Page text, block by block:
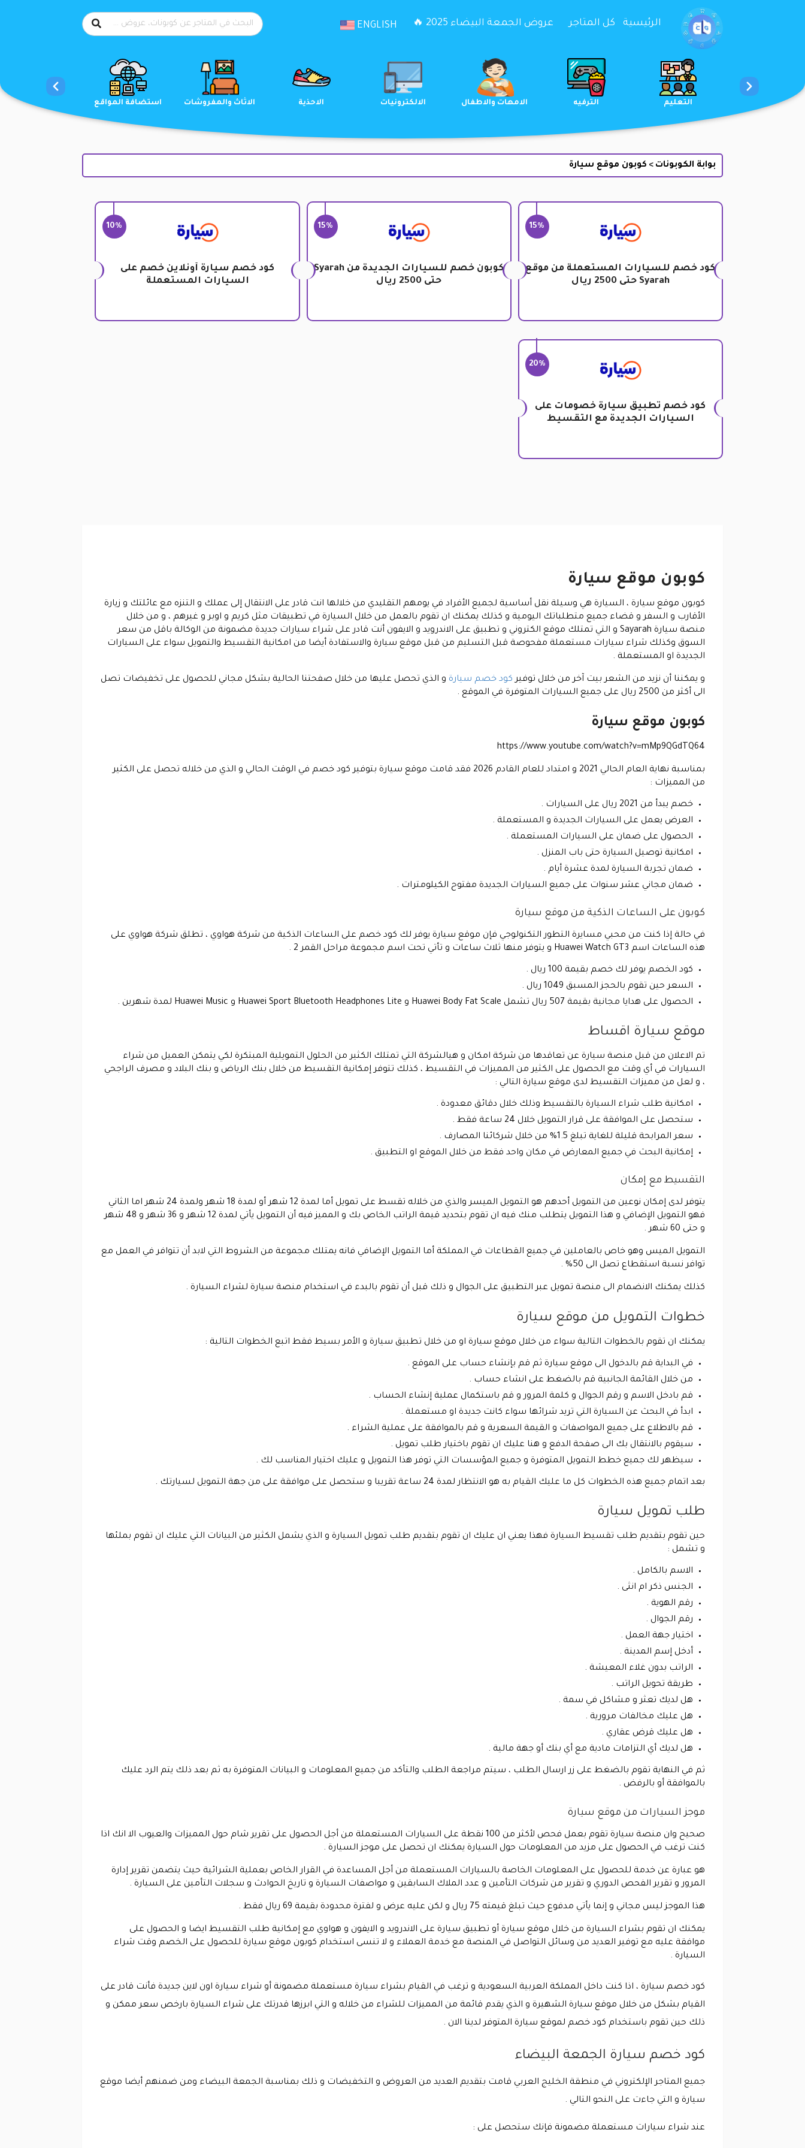
تخطي إلى المحتوى
الرئيسية كل المتاجر عروض الجمعة البيضاء 2025 🔥 ENGLISH
استضافة المواقع الاثاث والمفروشات الاحذية الالكترونيات الامهات والاطفال الترفيه التعليم الجمال والعناية الخدمات
بوابة الكوبونات > كوبون موقع سيارة
15%
كود خصم للسيارات المستعملة من موقع
Syarah حتى 2500 ريال
15%
كوبون خصم للسيارات الجديدة من Syarah
حتى 2500 ريال
10%
كود خصم سيارة أونلاين خصم على
السيارات المستعملة
20%
كود خصم تطبيق سيارة خصومات على
السيارات الجديدة مع التقسيط
كوبون موقع سيارة
كوبون موقع سيارة ، السيارة هي وسيلة نقل أساسية لجميع الأفراد في يومهم التقليدي من خلالها انت قادر على الانتقال إلى عملك و التنزه مع عائلتك و زيارة
الأقارب و السفر و قضاء جميع متطلباتك اليومية و كذلك يمكنك ان تقوم بالعمل من خلال السيارة في تطبيقات مثل كريم و اوبر و غيرهم ، و من خلال
منصة سيارة Sayarah و التي تمتلك موقع الكتروني و تطبيق على الاندرويد و الايفون أنت قادر على شراء سيارات جديدة مضمونة من الوكالة باقل من سعر
السوق وكذلك شراء سيارات مستعملة مفحوصة قبل التسليم من قبل موقع سيارة والاستفادة أيضا من امكانية التقسيط والتمويل سواء على السيارات
الجديدة او المستعملة .
و يمكننا أن نزيد من الشعر بيت آخر من خلال توفير كود خصم سيارة و الذي تحصل عليها من خلال صفحتنا الحالية بشكل مجاني للحصول على تخفيضات تصل
الى أكثر من 2500 ريال على جميع السيارات المتوفرة في الموقع .
كوبون موقع سيارة
https://www.youtube.com/watch?v=mMp9QGdTQ64
بمناسبة نهاية العام الحالي 2021 و امتداد للعام القادم 2026 فقد قامت موقع سيارة بتوفير كود خصم في الوقت الحالي و الذي من خلاله تحصل على الكثير
من المميزات :
خصم يبدأ من 2021 ريال على السيارات .
العرض يعمل على السيارات الجديدة و المستعملة .
الحصول على ضمان على السيارات المستعملة .
امكانية توصيل السيارة حتى باب المنزل .
ضمان تجربة السيارة لمدة عشرة أيام .
ضمان مجاني عشر سنوات على جميع السيارات الجديدة مفتوح الكيلومترات .
كوبون على الساعات الذكية من موقع سيارة
في حالة إذا كنت من محبي مسايرة التطور التكنولوجي فإن موقع سيارة يوفر لك كود خصم على الساعات الذكية من شركة هواوي ، تطلق شركة هواوي على
هذه الساعات اسم Huawei Watch GT3 و يتوفر منها ثلاث ساعات و تأتي تحت اسم مجموعة مراحل القمر 2 .
كود الخصم يوفر لك خصم بقيمة 100 ريال .
السعر حين تقوم بالحجز المسبق 1049 ريال .
الحصول على هدايا مجانية بقيمة 507 ريال تشمل Huawei Body Fat Scale و Huawei Sport Bluetooth Headphones Lite و Huawei Music لمدة شهرين .
موقع سيارة اقساط
تم الاعلان من قبل منصة سيارة عن تعاقدها من شركة امكان و هيالشركة التي تمتلك الكثير من الحلول التمويلية المبتكرة لكي يتمكن العميل من شراء
السيارات في أي وقت مع الحصول على الكثير من المميزات في التقسيط ، كذلك تتوفر إمكانية التقسيط من خلال بنك الرياض و بنك البلاد و مصرف الراجحي
، و لعل من مميزات التقسيط لدى موقع سيارة التالي :
امكانية طلب شراء السيارة بالتقسيط وذلك خلال دقائق معدودة .
ستحصل على الموافقة على قرار التمويل خلال 24 ساعة فقط .
سعر المرابحة قليلة للغاية تبلغ 1.5% من خلال شركائنا المصارف .
إمكانية البحث في جميع المعارض في مكان واحد فقط من خلال الموقع او التطبيق .
التقسيط مع إمكان
يتوفر لدى إمكان نوعين من التمويل أحدهم هو التمويل الميسر والذي من خلاله تقسط على تمويل أما لمدة 12 شهر أو لمدة 18 شهر ولمدة 24 شهر اما الثاني
فهو التمويل الإضافي و هذا التمويل يتطلب منك فيه ان تقوم بتحديد قيمة الراتب الخاص بك و المميز فيه أن التمويل يأتي لمدة 12 شهر و 36 شهر و 48 شهر
و حتى 60 شهر .
التمويل الميس وهو خاص بالعاملين في جميع القطاعات في المملكة أما التمويل الإضافي فانه يمتلك مجموعة من الشروط التي لابد أن تتوافر في العمل مع
توافر نسبة استقطاع تصل الى 50% .
كذلك يمكنك الانضمام الى منصة تمويل عبر التطبيق على الجوال و ذلك قبل أن تقوم بالبدء في استخدام منصة سيارة لشراء السيارة .
خطوات التمويل من موقع سيارة
يمكنك ان تقوم بالخطوات التالية سواء من خلال موقع سيارة او من خلال تطبيق سيارة و الأمر بسيط فقط اتبع الخطوات التالية :
في البداية قم بالدخول الى موقع سيارة ثم قم بإنشاء حساب على الموقع .
من خلال القائمة الجانبية قم بالضغط على انشاء حساب .
قم بادخل الاسم و رقم الجوال و كلمة المرور و قم باستكمال عملية إنشاء الحساب .
ابدأ في البحث عن السيارة التي تريد شرائها سواء كانت جديدة او مستعملة .
قم بالاطلاع على جميع المواصفات و القيمة السعرية و قم بالموافقة على عملية الشراء .
سيقوم بالانتقال بك الى صفحة الدفع و هنا عليك ان تقوم باختيار طلب تمويل .
سيظهر لك جميع خطط التمويل المتوفرة و جميع المؤسسات التي توفر هذا التمويل و عليك اختيار المناسب لك .
بعد اتمام جميع هذه الخطوات كل ما عليك القيام به هو الانتظار لمدة 24 ساعة تقريبا و ستحصل على موافقة على من جهة التمويل لسيارتك .
طلب تمويل سيارة
حين تقوم بتقديم طلب تقسيط السيارة فهذا يعني ان عليك ان تقوم بتقديم طلب تمويل السيارة و الذي يشمل الكثير من البيانات التي عليك ان تقوم بملئها
و تشمل :
الاسم بالكامل .
الجنس ذكر ام انثى .
رقم الهوية .
رقم الجوال .
اختيار جهة العمل .
أدخل إسم المدينة .
الراتب بدون غلاء المعيشة .
طريقة تحويل الراتب .
هل لديك تعثر و مشاكل في سمة .
هل عليك مخالفات مرورية .
هل عليك قرض عقاري .
هل لديك أي التزامات مادية مع أي بنك أو جهة مالية .
ثم في النهاية تقوم بالضغط على زر ارسال الطلب ، سيتم مراجعة الطلب والتأكد من جميع المعلومات و البيانات المتوفرة به ثم بعد ذلك يتم الرد عليك
بالموافقة أو بالرفض .
موجز السيارات من موقع سيارة
صحيح وان منصة سيارة تقوم بعمل فحص لأكثر من 100 نقطة على السيارات المستعملة من أجل الحصول على تقرير شام حول المميزات والعيوب الا انك اذا
كنت ترغب في الحصول على مزيد من المعلومات حول السيارة يمكنك ان تحصل على موجز السيارة .
هو عبارة عن خدمة للحصول على المعلومات الخاصة بالسيارات المستعملة من أجل المساعدة في القرار الخاص بعملية الشرائية حيث يتضمن تقرير إدارة
المرور و تقرير الفحص الدوري و تقرير من شركات التأمين و عدد الملاك السابقين و مواصفات السيارة و تاريخ الحوادث و سجلات التأمين على السيارة .
هذا الموجز ليس مجاني و إنما يأتي مدفوع حيث تبلغ قيمته 75 ريال و لكن عليه عرض و لفترة محدودة بقيمة 69 ريال فقط .
يمكنك ان تقوم بشراء السيارة من خلال موقع سيارة أو تطبيق سيارة على الاندرويد و الايفون و هواوي مع إمكانية طلب التقسيط ايضا و الحصول على
موافقة عليه مع توفير العديد من وسائل التواصل في المنصة مع خدمة العملاء و لا تنسى استخدام كوبون موقع سيارة للحصول على الخصم وقت شراء
السيارة .
كود خصم سيارة ، اذا كنت داخل المملكة العربية السعودية و ترغب في القيام بشراء سيارة مستعملة مضمونة أو شراء سيارة اون لاين جديدة فأنت قادر على
القيام بشكل من خلال موقع سيارة الشهيرة و الذي يقدم قائمة من المميزات للشراء من خلاله و التي ابرزها قدرتك على شراء السيارة بارخص سعر ممكن و
ذلك حين تقوم باستخدام كود خصم لموقع سيارة المتوفر لدينا الان .
كود خصم سيارة الجمعة البيضاء
جميع المتاجر الإلكتروني في منطقة الخليج العربي قامت بتقديم العديد من العروض و التخفيضات و ذلك بمناسبة الجمعة البيضاء ومن ضمنهم أيضا موقع
سيارة و التي جاءت على النحو التالي .
عند شراء سيارات مستعملة مضمونة فإنك ستحصل على :